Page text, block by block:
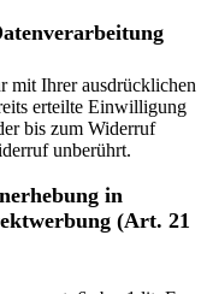
mit Ihrer ausdrücklichen
erteilte Einwilligung
bis zum Widerruf
unberührt.
in
(Art. 21